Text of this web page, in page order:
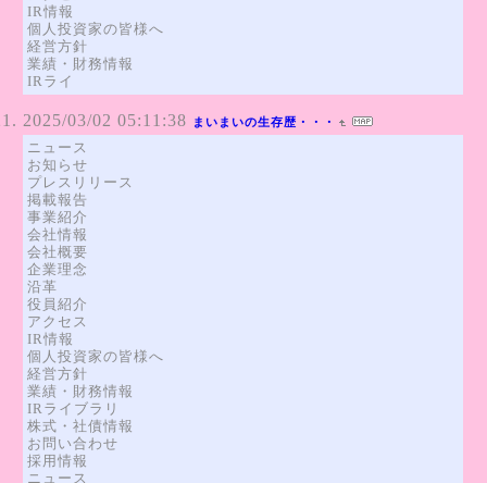
IR情報
個人投資家の皆様へ
経営方針
業績・財務情報
IRライ
2025/03/02 05:11:38 まいまいの生存歴・・・
ニュース
お知らせ
プレスリリース
掲載報告
事業紹介
会社情報
会社概要
企業理念
沿革
役員紹介
アクセス
IR情報
個人投資家の皆様へ
経営方針
業績・財務情報
IRライブラリ
株式・社債情報
お問い合わせ
採用情報
ニュース